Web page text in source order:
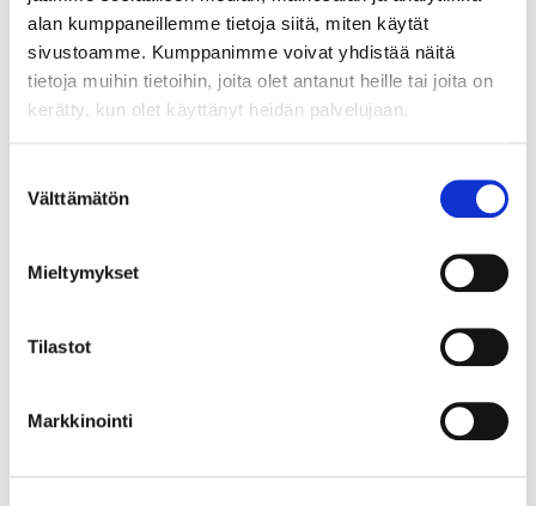
alan kumppaneillemme tietoja siitä, miten käytät
sivustoamme. Kumppanimme voivat yhdistää näitä
tietoja muihin tietoihin, joita olet antanut heille tai joita on
kerätty, kun olet käyttänyt heidän palvelujaan.
valinta
Välttämätön
Mieltymykset
Tilastot
Markkinointi